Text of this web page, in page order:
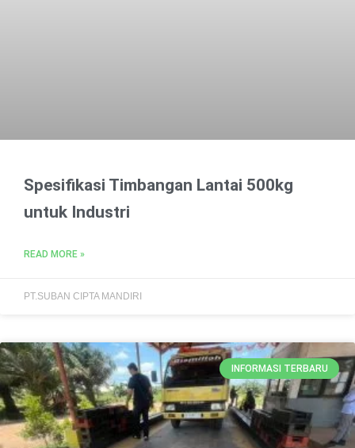
Spesifikasi Timbangan Lantai 500kg
untuk Industri
READ MORE »
PT.SUBAN CIPTA MANDIRI
INFORMASI TERBARU